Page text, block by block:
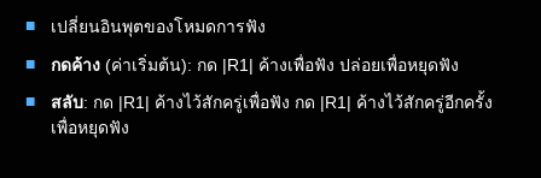
เปลี่ยนอินพุตของโหมดการฟัง
กดค้าง (ค่าเริ่มต้น): กด |R1| ค้างเพื่อฟัง ปล่อยเพื่อหยุดฟัง
สลับ: กด |R1| ค้างไว้สักครู่เพื่อฟัง กด |R1| ค้างไว้สักครู่อีกครั้ง
เพื่อหยุดฟัง